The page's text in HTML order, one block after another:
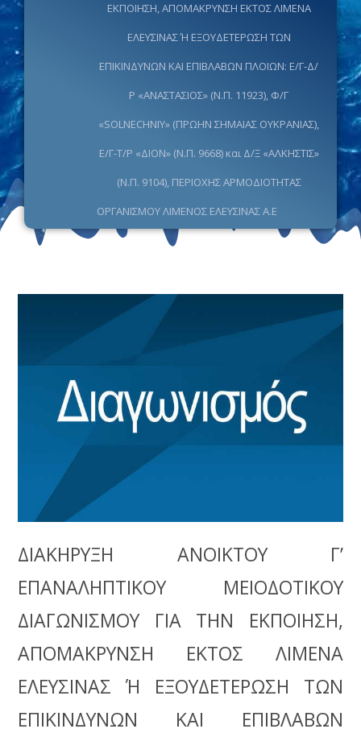
ΕΚΠΟΙΗΣΗ, ΑΠΟΜΑΚΡΥΝΣΗ ΕΚΤΟΣ ΛΙΜΕΝΑ
ΕΛΕΥΣΙΝΑΣ Ή ΕΞΟΥΔΕΤΕΡΩΣΗ ΤΩΝ
ΕΠΙΚΙΝΔΥΝΩΝ ΚΑΙ ΕΠΙΒΛΑΒΩΝ ΠΛΟΙΩΝ: Ε/Γ-Δ/
Ρ «ΑΝΑΣΤΑΣΙΟΣ» (Ν.Π. 11923), Φ/Γ
«SOLNECHNIY» (ΠΡΩΗΝ ΣΗΜΑΙΑΣ ΟΥΚΡΑΝΙΑΣ),
Ε/Γ-Τ/Ρ «ΔΙΟΝ» (Ν.Π. 9668) και Δ/Ξ «ΑΛΚΗΣΤΙΣ»
(Ν.Π. 9104), ΠΕΡΙΟΧΗΣ ΑΡΜΟΔΙΟΤΗΤΑΣ
ΟΡΓΑΝΙΣΜΟΥ ΛΙΜΕΝΟΣ ΕΛΕΥΣΙΝΑΣ Α.Ε
ΔΙΑΚΗΡΥΞΗ ΑΝΟΙΚΤΟΥ Γ’
ΕΠΑΝΑΛΗΠΤΙΚΟΥ ΜΕΙΟΔΟΤΙΚΟΥ
ΔΙΑΓΩΝΙΣΜΟΥ ΓΙΑ ΤΗΝ ΕΚΠΟΙΗΣΗ,
ΑΠΟΜΑΚΡΥΝΣΗ ΕΚΤΟΣ ΛΙΜΕΝΑ
ΕΛΕΥΣΙΝΑΣ Ή ΕΞΟΥΔΕΤΕΡΩΣΗ ΤΩΝ
ΕΠΙΚΙΝΔΥΝΩΝ ΚΑΙ ΕΠΙΒΛΑΒΩΝ